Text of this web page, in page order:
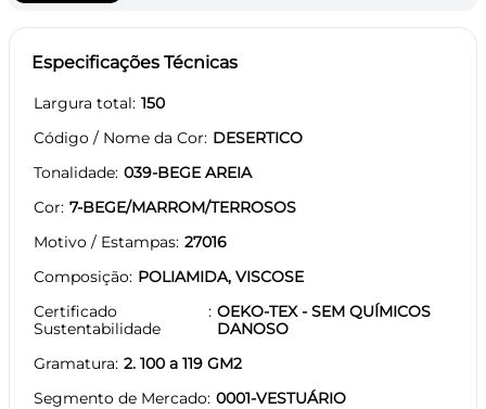
Especificações Técnicas
Largura total 150
Código / Nome da Cor DESERTICO
Tonalidade 039-BEGE AREIA
Cor 7-BEGE/MARROM/TERROSOS
Motivo / Estampas 27016
Composição POLIAMIDA, VISCOSE
Certificado
Sustentabilidade
OEKO-TEX - SEM QUÍMICOS
DANOSO
Gramatura 2. 100 a 119 GM2
Segmento de Mercado 0001-VESTUÁRIO